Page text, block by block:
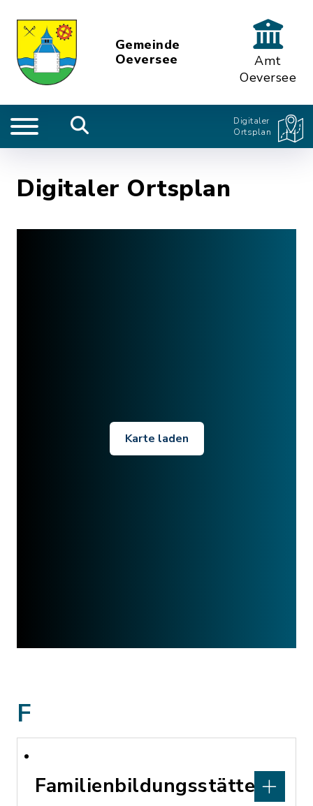
Gemeinde
Oeversee
Amt
Oeversee
Digitaler
Ortsplan
Digitaler Ortsplan
Karte laden
F
Familienbildungsstätte